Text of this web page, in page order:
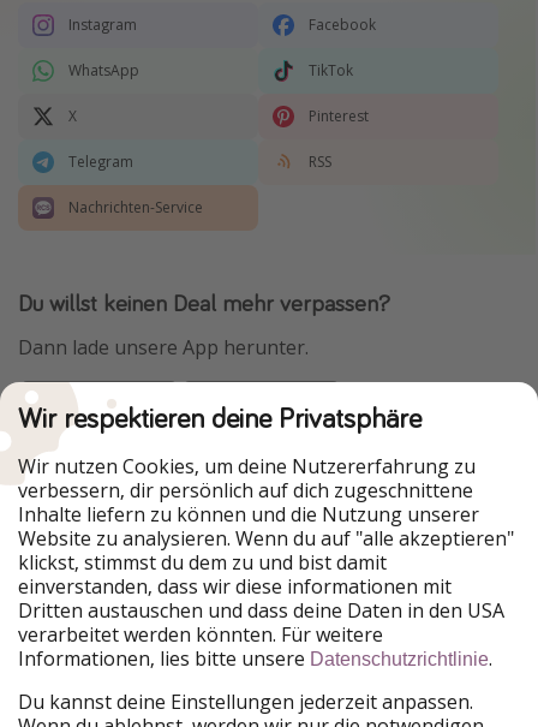
Instagram Facebook
WhatsApp TikTok
X Pinterest
Telegram RSS
Nachrichten-Service
Du willst keinen Deal mehr verpassen?
Dann lade unsere App herunter.
Urlaubspiraten ist Teil der HolidayPirates Group
Unsere Märkte
PiratinViaggio
HolidayPirates
VakantiePiraten
WakacyjniPiraci
VoyagesPirates
Ferienpiraten
Urlaubspiraten
ViajerosPiratas
TravelPirates
HolidayPirates Group
Wir respektieren deine Privatsphäre
Wir nutzen Cookies, um deine Nutzererfahrung zu
verbessern, dir persönlich auf dich zugeschnittene
Inhalte liefern zu können und die Nutzung unserer
Website zu analysieren. Wenn du auf "alle akzeptieren"
klickst, stimmst du dem zu und bist damit
einverstanden, dass wir diese informationen mit
Dritten austauschen und dass deine Daten in den USA
verarbeitet werden könnten. Für weitere
Informationen, lies bitte unsere Datenschutzrichtlinie.
Du kannst deine Einstellungen jederzeit anpassen.